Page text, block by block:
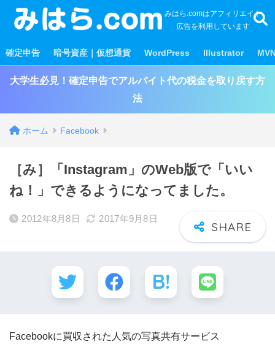
みはら.comはアフィリエイト
広告を利用しています
確定申告 暗号資産｜仮想通貨 WordPress Illustrator
大学生必見！確定申告でアルバイト代の税金を取り戻す方
法
ホーム Facebook
［み］「Instagram」のWeb版で「いい
ね！」できるようになってました。
2012年8月8日 2017年9月8日
Facebookに買収された人気の写真共有サービス